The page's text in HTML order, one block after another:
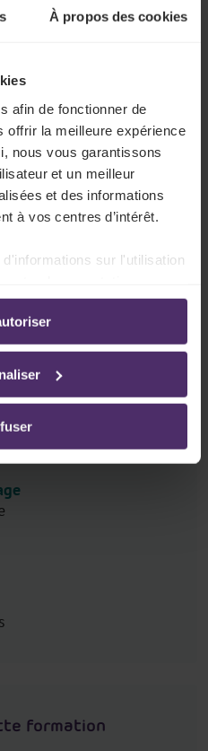
À propos des cookies
afin de fonctionner de
offrir la meilleure expérience
nous vous garantissons
et un meilleur
et des informations
à vos centres d’intérêt.
sur l'utilisation
-Politique en matière
(1 heure), en présentiel
vos points de travail et
suivre cette
spécifique n’est
formation